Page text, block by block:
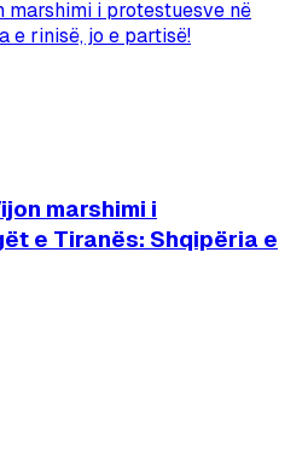
marshimi i
e Tiranës: Shqipëria e